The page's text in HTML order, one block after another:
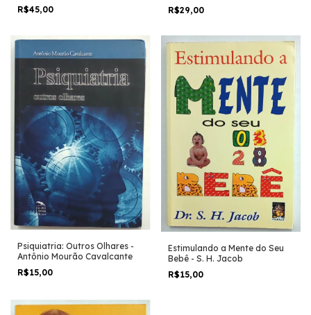
R$45,00
R$29,00
Psiquiatria: Outros Olhares -
Antônio Mourão Cavalcante
R$15,00
Estimulando a Mente do Seu
Bebê - S. H. Jacob
R$15,00